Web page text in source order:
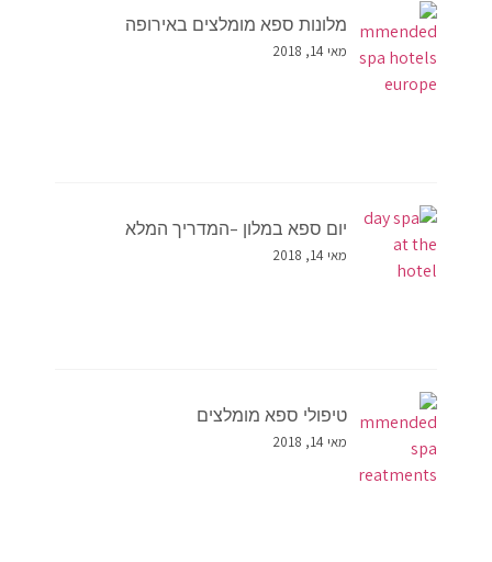
מלונות ספא מומלצים באירופה
מאי 14, 2018
יום ספא במלון –המדריך המלא
מאי 14, 2018
טיפולי ספא מומלצים
מאי 14, 2018